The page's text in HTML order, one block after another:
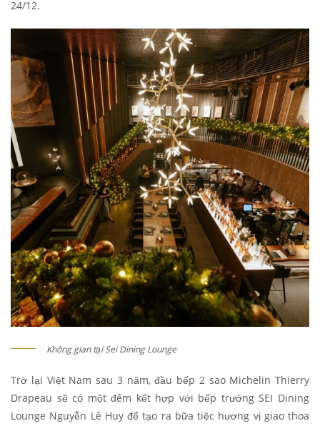
24/12.
Không gian tại Sei Dining Lounge
Trở lại Việt Nam sau 3 năm, đầu bếp 2 sao Michelin Thierry
Drapeau sẽ có một đêm kết hợp với bếp trưởng SEI Dining
Lounge Nguyễn Lê Huy để tạo ra bữa tiệc hương vị giao thoa